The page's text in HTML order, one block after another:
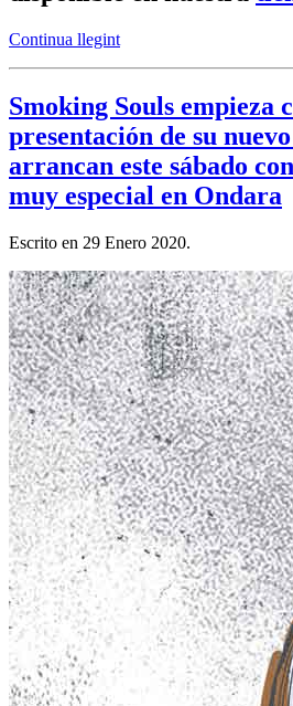
Continua llegint
Smoking Souls empieza
presentación de su
arrancan este sábado
muy especial en Ondara
Escrito en 29 Enero 2020.